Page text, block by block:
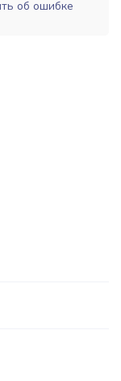
об ошибке